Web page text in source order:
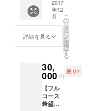
除きま
す。) ・
柴田と
ランチ1
時間券
創業ま
での
話、場
づくり
の話、
ゲスト
しま
す。 ※
札幌市
以外の
場所で
通費は
相談さ
ださ
い。
に団体
名をク
レジッ
ト ※ク
レジッ
トを希
ご連絡
くださ
い ・あ
なたに1
冊本が
届く！
2017
年12
月
詳細を見る
こ
の
リ
タ
ー
ン
を
選
択
す
る
30,
000 円
残り7
【フル
コース
希望の